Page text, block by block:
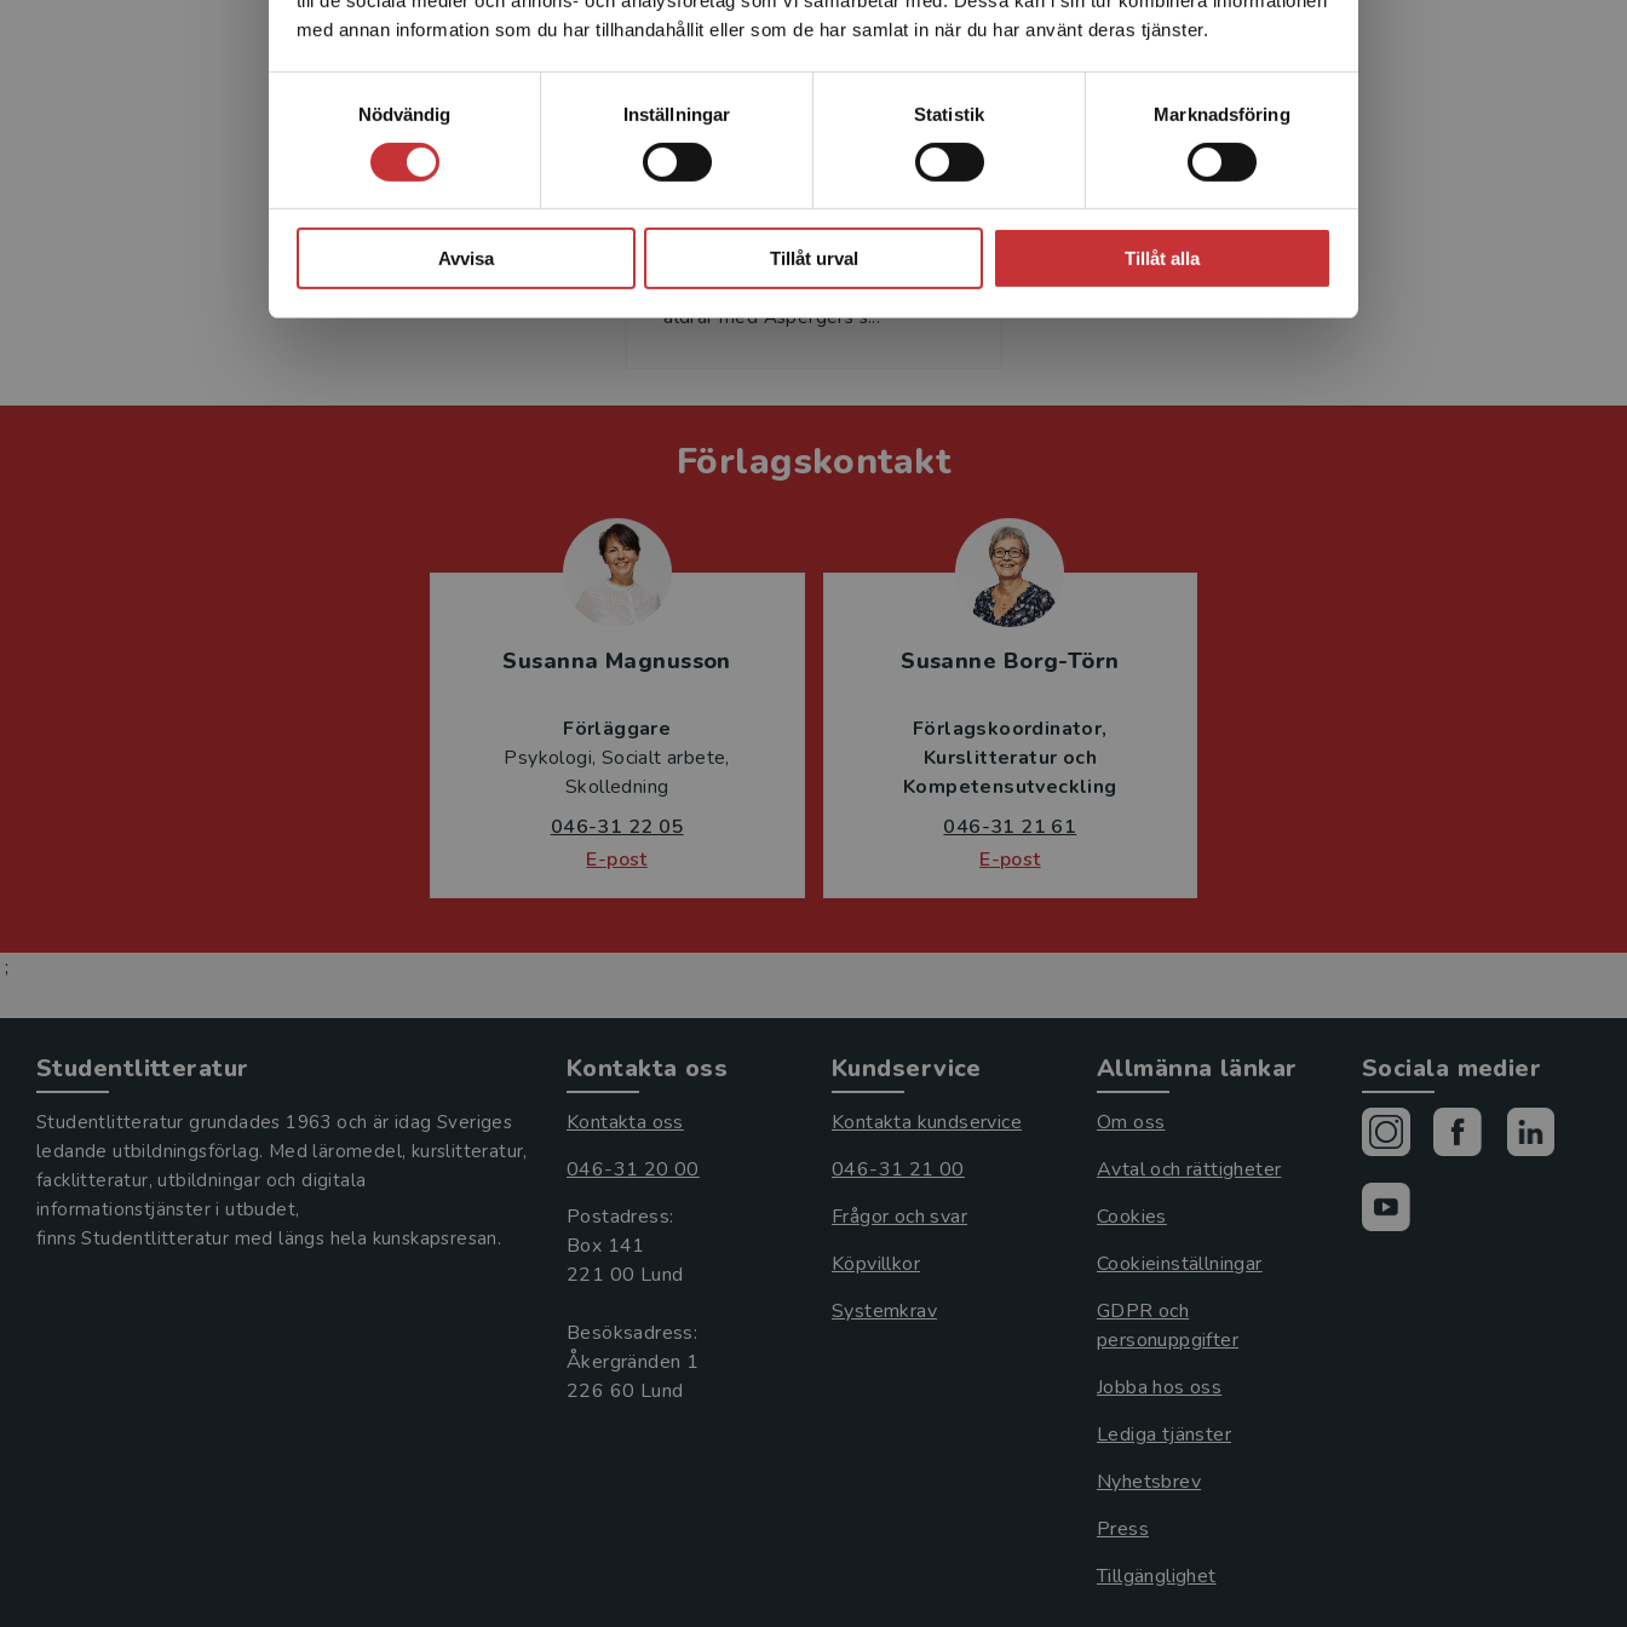
med annan information som du har tillhandahållit eller som de har samlat in när du har använt deras tjänster.
Nödvändig
Inställningar Statistik Marknadsföring
Avvisa Tillåt urval Tillåt alla
leveransadressen vara i Sverige.Läs mer
klinisk psykolog med mer än 25
års erfarenhet. Han har arbetat
med över 2 000 individer i alla
åldrar med Aspergers s...
Förlagskontakt
Susanna Magnusson
Förläggare
Psykologi, Socialt arbete,
Skolledning
046-31 22 05
E-post
Susanne Borg-Törn
Förlagskoordinator
Kurslitteratur och
Kompetensutveckling
046-31 21 61
E-post
;
Studentlitteratur
Studentlitteratur grundades 1963 och är idag Sveriges
ledande utbildningsförlag. Med läromedel, kurslitteratur,
facklitteratur, utbildningar och digitala
informationstjänster i utbudet,
finns Studentlitteratur med längs hela kunskapsresan.
Kontakta oss
Kontakta oss
046-31 20 00
Postadress:
Box 141
221 00 Lund
Besöksadress:
Åkergränden 1
Kundservice
Kontakta kundservice
046-31 21 00
Frågor och svar
Köpvillkor
Systemkrav
Allmänna länkar
Om oss
Avtal och rättigheter
Cookies
Cookieinställningar
GDPR och
personuppgifter
Jobba hos oss
Lediga tjänster
Nyhetsbrev
Press
Tillgänglighet
Sociala medier